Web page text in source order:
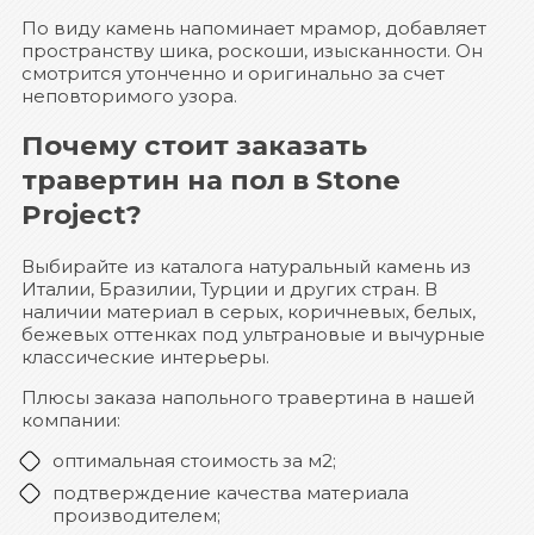
По виду камень напоминает мрамор, добавляет
пространству шика, роскоши, изысканности. Он
смотрится утонченно и оригинально за счет
неповторимого узора.
Почему стоит заказать
травертин на пол в Stone
Project?
Выбирайте из каталога натуральный камень из
Италии, Бразилии, Турции и других стран. В
наличии материал в серых, коричневых, белых,
бежевых оттенках под ультрановые и вычурные
классические интерьеры.
Плюсы заказа напольного травертина в нашей
компании:
оптимальная стоимость за м2;
подтверждение качества материала
производителем;